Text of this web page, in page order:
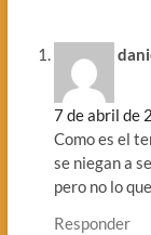
7 de abril de
Como es el
se niegan a
pero no lo
Responder